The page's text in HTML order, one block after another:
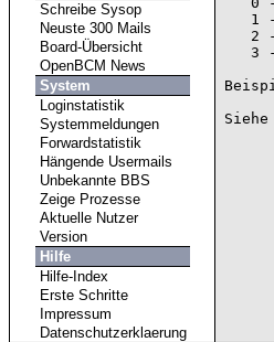
Schreibe Sysop
Neuste 300 Mails
Board-Übersicht
OpenBCM News
System
Loginstatistik
Systemmeldungen
Forwardstatistik
Hängende Usermails
Unbekannte BBS
Zeige Prozesse
Aktuelle Nutzer
Version
Hilfe
Hilfe-Index
Erste Schritte
Impressum
Datenschutzerklaerung